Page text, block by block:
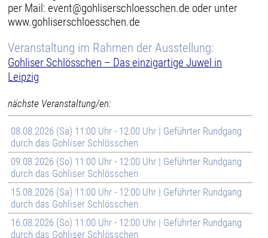
per Mail: event@gohliserschloesschen.de oder unter
www.gohliserschloesschen.de
Veranstaltung im Rahmen der Ausstellung:
Gohliser Schlösschen – Das einzigartige Juwel in
Leipzig
nächste Veranstaltung/en:
08.08.2026 (Sa) 11:00 Uhr - 12:00 Uhr | Geführter Rundgang
durch das Gohliser Schlösschen
09.08.2026 (So) 11:00 Uhr - 12:00 Uhr | Geführter Rundgang
durch das Gohliser Schlösschen
15.08.2026 (Sa) 11:00 Uhr - 12:00 Uhr | Geführter Rundgang
durch das Gohliser Schlösschen
16.08.2026 (So) 11:00 Uhr - 12:00 Uhr | Geführter Rundgang
durch das Gohliser Schlösschen